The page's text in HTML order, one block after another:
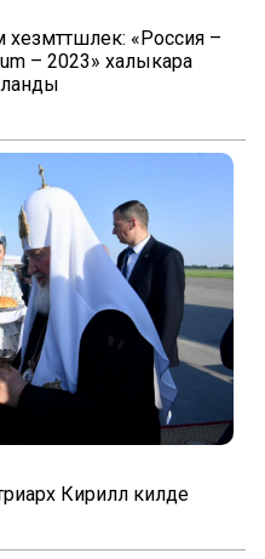
«Россия –
– 2023» халыкара
Кирилл килде